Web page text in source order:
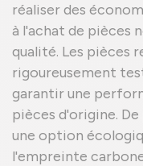
réaliser des
à l'achat de pièces
qualité. Les pièces
rigoureusement
garantir une
pièces d'origine.
une option
l'empreinte